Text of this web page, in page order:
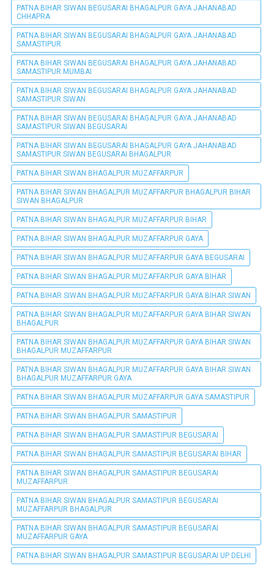
PATNA BIHAR SIWAN BEGUSARAI BHAGALPUR GAYA JAHANABAD
CHHAPRA
PATNA BIHAR SIWAN BEGUSARAI BHAGALPUR GAYA JAHANABAD
SAMASTIPUR
PATNA BIHAR SIWAN BEGUSARAI BHAGALPUR GAYA JAHANABAD
SAMASTIPUR MUMBAI
PATNA BIHAR SIWAN BEGUSARAI BHAGALPUR GAYA JAHANABAD
SAMASTIPUR SIWAN
PATNA BIHAR SIWAN BEGUSARAI BHAGALPUR GAYA JAHANABAD
SAMASTIPUR SIWAN BEGUSARAI
PATNA BIHAR SIWAN BEGUSARAI BHAGALPUR GAYA JAHANABAD
SAMASTIPUR SIWAN BEGUSARAI BHAGALPUR
PATNA BIHAR SIWAN BHAGALPUR MUZAFFARPUR
PATNA BIHAR SIWAN BHAGALPUR MUZAFFARPUR BHAGALPUR BIHAR
SIWAN BHAGALPUR
PATNA BIHAR SIWAN BHAGALPUR MUZAFFARPUR BIHAR
PATNA BIHAR SIWAN BHAGALPUR MUZAFFARPUR GAYA
PATNA BIHAR SIWAN BHAGALPUR MUZAFFARPUR GAYA BEGUSARAI
PATNA BIHAR SIWAN BHAGALPUR MUZAFFARPUR GAYA BIHAR
PATNA BIHAR SIWAN BHAGALPUR MUZAFFARPUR GAYA BIHAR SIWAN
PATNA BIHAR SIWAN BHAGALPUR MUZAFFARPUR GAYA BIHAR SIWAN
BHAGALPUR
PATNA BIHAR SIWAN BHAGALPUR MUZAFFARPUR GAYA BIHAR SIWAN
BHAGALPUR MUZAFFARPUR
PATNA BIHAR SIWAN BHAGALPUR MUZAFFARPUR GAYA BIHAR SIWAN
BHAGALPUR MUZAFFARPUR GAYA
PATNA BIHAR SIWAN BHAGALPUR MUZAFFARPUR GAYA SAMASTIPUR
PATNA BIHAR SIWAN BHAGALPUR SAMASTIPUR
PATNA BIHAR SIWAN BHAGALPUR SAMASTIPUR BEGUSARAI
PATNA BIHAR SIWAN BHAGALPUR SAMASTIPUR BEGUSARAI BIHAR
PATNA BIHAR SIWAN BHAGALPUR SAMASTIPUR BEGUSARAI
MUZAFFARPUR
PATNA BIHAR SIWAN BHAGALPUR SAMASTIPUR BEGUSARAI
MUZAFFARPUR BHAGALPUR
PATNA BIHAR SIWAN BHAGALPUR SAMASTIPUR BEGUSARAI
MUZAFFARPUR GAYA
PATNA BIHAR SIWAN BHAGALPUR SAMASTIPUR BEGUSARAI UP DELHI